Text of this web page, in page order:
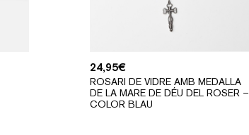
24,95€
ROSARI DE VIDRE AMB MEDALLA
DE LA MARE DE DÉU DEL ROSER –
COLOR BLAU